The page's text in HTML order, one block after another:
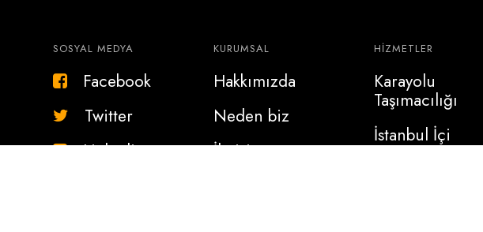
SOSYAL MEDYA
Facebook
Twitter
Linkedin
KURUMSAL
Hakkımızda
Neden biz
İletişim
HIZMETLER
Karayolu
Taşımacılığı
İstanbul İçi